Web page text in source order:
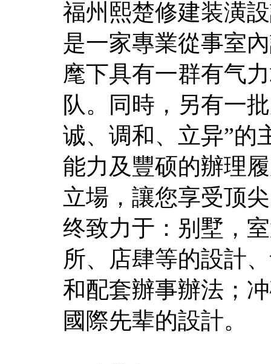
福州熙楚修建装潢
是一家專業從事室
麾下具有一群有气
队。同時，另有一
诚、调和、立异”的
能力及豐硕的辦理
立場，讓您享受顶
终致力于：别墅，
所、店肆等的設計
和配套辦事辦法；
國際先辈的設計。